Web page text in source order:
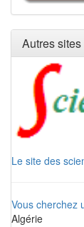
Autres sites
Le site des
Vous cherchez
Algérie